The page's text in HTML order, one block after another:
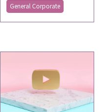
General Corporate